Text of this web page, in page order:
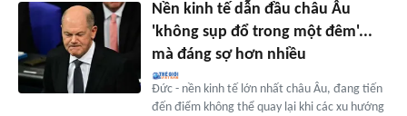
Nền kinh tế dẫn đầu châu Âu
'không sụp đổ trong một đêm'...
mà đáng sợ hơn nhiều
Đức - nền kinh tế lớn nhất châu Âu, đang tiến
đến điểm không thể quay lại khi các xu hướng